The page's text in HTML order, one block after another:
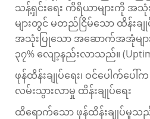
သန့်ရှင်းရေး ကိရိယာများကို
များတွင် မတည်ငြိမ်သော ထိန်းခ
အသုံးပြုသော အဆောက်အအုံများ
၃၇% လျော့နည်းလာသည်။
ဖုန်ထိန်းချုပ်ရေး၊ ဝင်ပေါက်ပေါ်က
လမ်းသွားလာမှု ထိန်းချုပ်ရေး
ထိရောက်သော ဖုန်ထိန်းချုပ်မှု